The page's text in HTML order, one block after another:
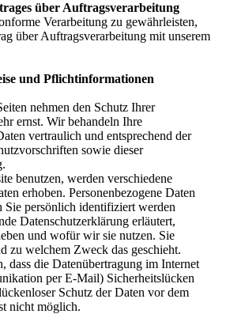
über Auftragsverarbeitung
Verarbeitung zu gewährleisten,
über Auftragsverarbeitung mit unserem
und Pflichtinformationen
nehmen den Schutz Ihrer
ernst. Wir behandeln Ihre
vertraulich und entsprechend der
sowie dieser
benutzen, werden verschiedene
erhoben. Personenbezogene Daten
Sie persönlich identifiziert werden
Datenschutzerklärung erläutert,
und wofür wir sie nutzen. Sie
zu welchem Zweck das geschieht.
dass die Datenübertragung im Internet
per E-Mail) Sicherheitslücken
Schutz der Daten vor dem
nicht möglich.